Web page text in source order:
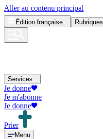
Aller au contenu principal
Édition française Rubriques
Services
Je donne
Je m'abonne
Je donne
Prier
Menu